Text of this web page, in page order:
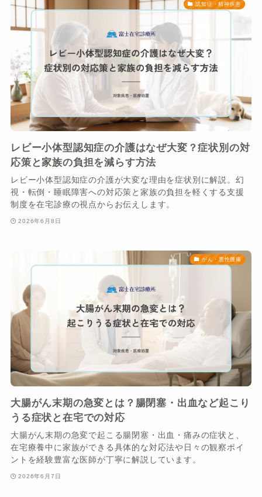
認知症・精神疾患
レビー小体型認知症の介護はなぜ大変？症状別の対
応策と家族の負担を減らす方法
レビー小体型認知症の介護が大変な理由を症状別に解説。幻
視・転倒・睡眠障害への対応策と家族の負担を軽くする支援
制度を在宅診療の視点からお伝えします。
2026年6月8日
がん・悪性腫瘍
大腸がん末期の急変とは？腸閉塞・出血など起こり
うる症状と在宅での対応
大腸がん末期の急変で起こる腸閉塞・出血・痛みの症状と、
在宅療養中に家族ができる具体的な対応法や日々の観察ポイ
ントを経験豊富な医師が丁寧に解説しています。
2026年6月7日